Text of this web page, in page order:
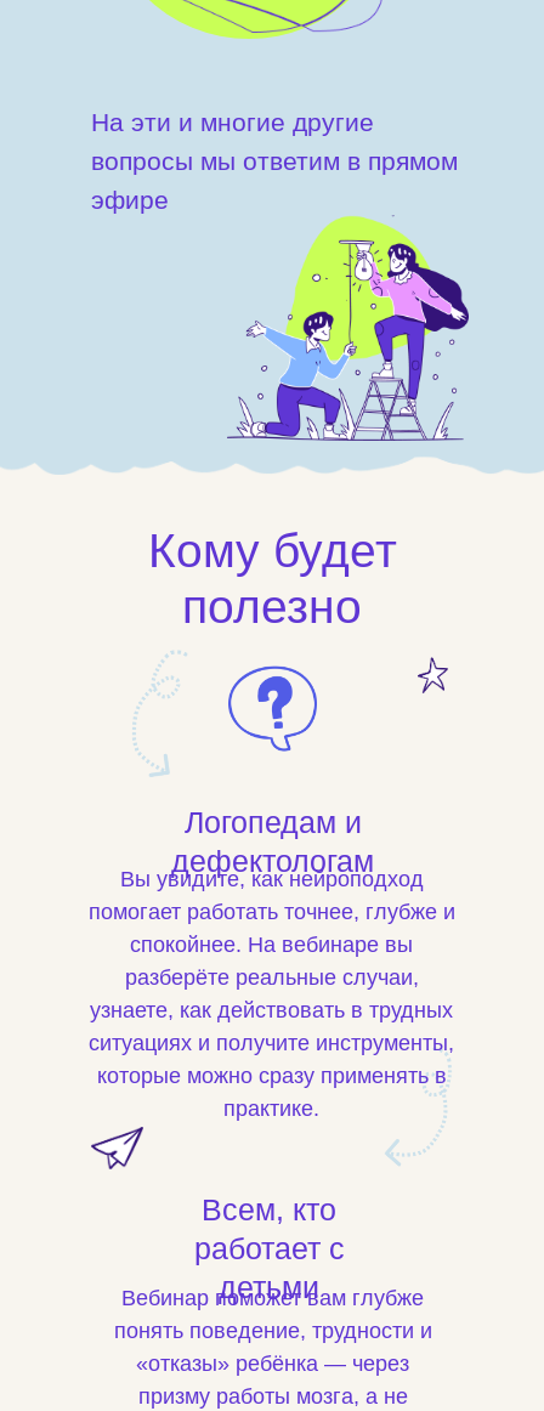
На эти и многие другие
вопросы мы ответим в прямом
эфире
Кому будет
полезно
Логопедам и
дефектологам
Всем, кто
работает с
детьми
Вы увидите, как нейроподход
помогает работать точнее, глубже и
спокойнее. На вебинаре вы
разберёте реальные случаи,
узнаете, как действовать в трудных
ситуациях и получите инструменты,
которые можно сразу применять в
практике.
Вебинар поможет вам глубже
понять поведение, трудности и
«отказы» ребёнка — через
призму работы мозга, а не